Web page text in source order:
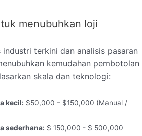
menubuhkan loji
industri terkini dan analisis pasaran
kemudahan pembotolan
skala dan teknologi:
kecil: $50,000 – $150,000 (Manual /
sederhana: $ 150,000 - $ 500,000